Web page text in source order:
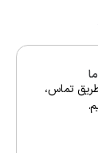
از طریق تماس،